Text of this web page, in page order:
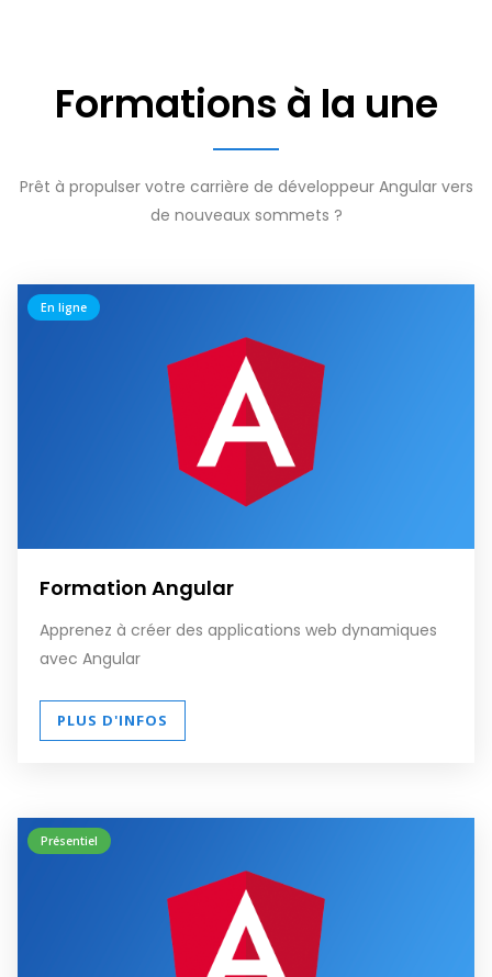
Formations à la une
Prêt à propulser votre carrière de développeur Angular vers
de nouveaux sommets ?
En ligne
Formation Angular
Apprenez à créer des applications web dynamiques
avec Angular
PLUS D'INFOS
Présentiel